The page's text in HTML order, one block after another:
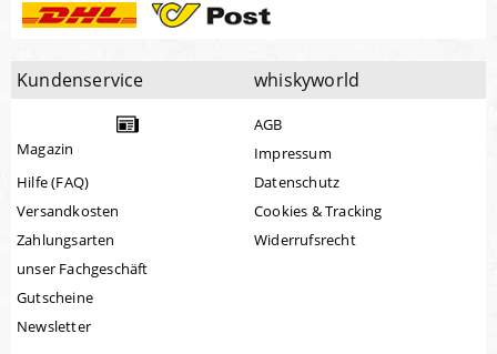
Kundenservice
Magazin
Hilfe (FAQ)
Versandkosten
Zahlungsarten
unser Fachgeschäft
Gutscheine
Newsletter
whiskyworld
AGB
Impressum
Datenschutz
Cookies & Tracking
Widerrufsrecht